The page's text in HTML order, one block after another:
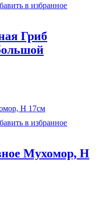
в избранное
Гриб
в избранное
Мухомор, H